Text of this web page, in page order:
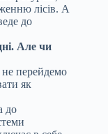
лісів. А
до
Але чи
перейдемо
як
до